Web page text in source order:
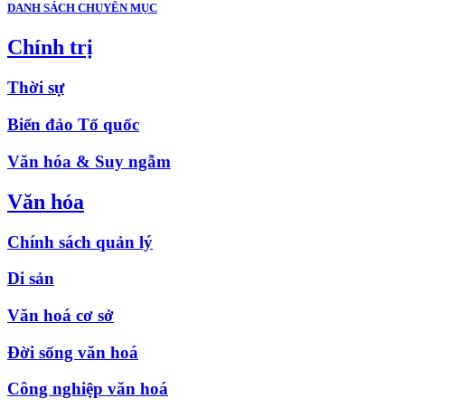
DANH SÁCH CHUYÊN MỤC
Chính trị
Thời sự
Biển đảo Tổ quốc
Văn hóa & Suy ngẫm
Văn hóa
Chính sách quản lý
Di sản
Văn hoá cơ sở
Đời sống văn hoá
Công nghiệp văn hoá